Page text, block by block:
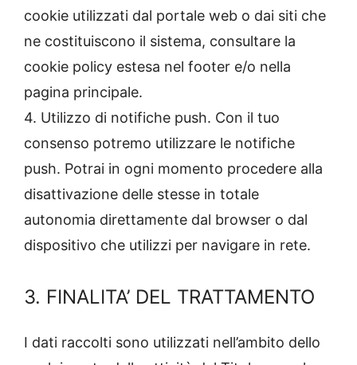
cookie utilizzati dal portale web o dai siti che
ne costituiscono il sistema, consultare la
cookie policy estesa nel footer e/o nella
pagina principale.
4. Utilizzo di notifiche push. Con il tuo
consenso potremo utilizzare le notifiche
push. Potrai in ogni momento procedere alla
disattivazione delle stesse in totale
autonomia direttamente dal browser o dal
dispositivo che utilizzi per navigare in rete.
3. FINALITA’ DEL TRATTAMENTO
I dati raccolti sono utilizzati nell’ambito dello